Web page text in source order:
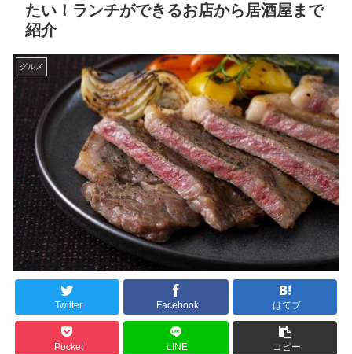
たい！ランチができるお店から居酒屋まで
紹介
グルメ
Twitter Facebook はてブ
Pocket LINE コピー